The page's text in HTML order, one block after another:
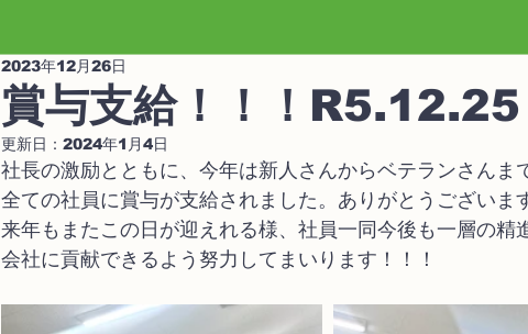
賞与支給！！！R5.12.25
2023年12月26日
更新日： 2024年1月4日
社長の激励とともに、今年は新人さんからベテランさんま
全ての社員に賞与が支給されました。ありがとうございま
来年もまたこの日が迎えれる様、社員一同今後も一層の精
会社に貢献できるよう努力してまいります！！！